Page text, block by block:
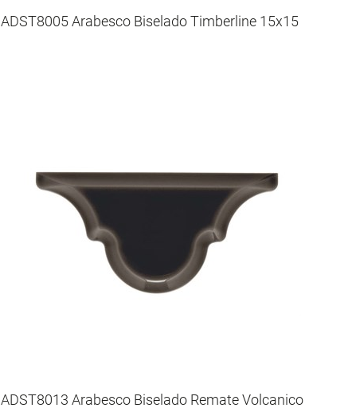
ADST8005 Arabesco Biselado Timberline 15x15
ADST8013 Arabesco Biselado Remate Volcanico